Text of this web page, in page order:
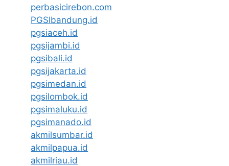
perbasicirebon.com
PGSIbandung.id
pgsiaceh.id
pgsijambi.id
pgsibali.id
pgsijakarta.id
pgsimedan.id
pgsilombok.id
pgsimaluku.id
pgsimanado.id
akmilsumbar.id
akmilpapua.id
akmilriau.id